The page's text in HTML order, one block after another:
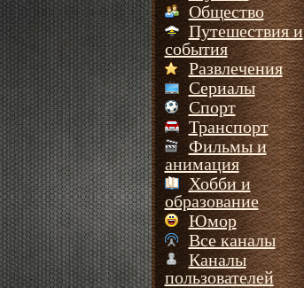
Общество
Путешествия и
события
Развлечения
Сериалы
Спорт
Транспорт
Фильмы и
анимация
Хобби и
образование
Юмор
Все каналы
Каналы
пользователей